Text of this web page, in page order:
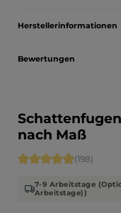
Herstellerinformationen
Bewertungen
nach Maß
Durchschnittliche
(198)
7-9 Arbeitstage
Arbeitstage))